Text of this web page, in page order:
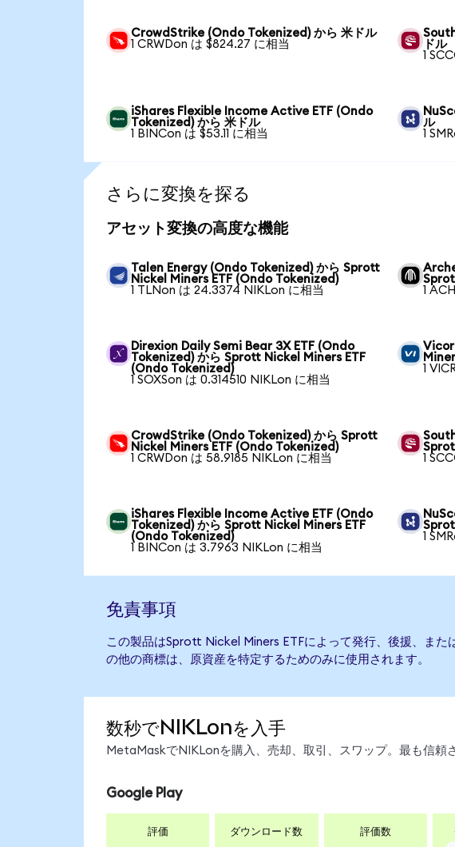
CrowdStrike (Ondo Tokenized) から 米ドル
1 CRWDon は $824.27 に相当
ドル
1
iShares Flexible Income Active ETF (Ondo
Tokenized) から 米ドル
1 BINCon は $53.11 に相当
ル
1
さらに変換を探る
アセット変換の高度な機能
Talen Energy (Ondo Tokenized) から Sprott
Nickel Miners ETF (Ondo Tokenized)
1 TLNon は 24.3374 NIKLon に相当
1
Direxion Daily Semi Bear 3X ETF (Ondo
Tokenized) から Sprott Nickel Miners ETF
(Ondo Tokenized)
1 SOXSon は 0.314510 NIKLon に相当
Vicor
1
CrowdStrike (Ondo Tokenized) から Sprott
Nickel Miners ETF (Ondo Tokenized)
1 CRWDon は 58.9185 NIKLon に相当
1
iShares Flexible Income Active ETF (Ondo
Tokenized) から Sprott Nickel Miners ETF
(Ondo Tokenized)
1 BINCon は 3.7963 NIKLon に相当
1
免責事項
この製品はSprott Nickel Miners ETFによって発行、後援、ま
の他の商標は、原資産を特定するためのみに使用されます。
数秒でNIKLonを入手
MetaMaskでNIKLonを購入、売却、取引、スワップ。最も信頼
Google Play
評価 ダウンロード数 評価数